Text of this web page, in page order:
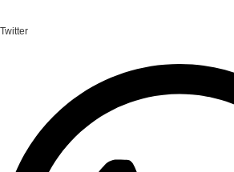
Twitter